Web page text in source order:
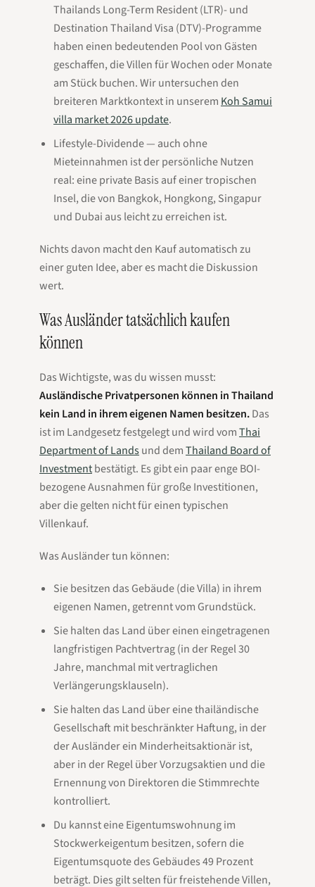
Thailands Long-Term Resident (LTR)- und
Destination Thailand Visa (DTV)-Programme
haben einen bedeutenden Pool von Gästen
geschaffen, die Villen für Wochen oder Monate
am Stück buchen. Wir untersuchen den
breiteren Marktkontext in unserem Koh Samui
villa market 2026 update.
Lifestyle-Dividende — auch ohne
Mieteinnahmen ist der persönliche Nutzen
real: eine private Basis auf einer tropischen
Insel, die von Bangkok, Hongkong, Singapur
und Dubai aus leicht zu erreichen ist.
Nichts davon macht den Kauf automatisch zu
einer guten Idee, aber es macht die Diskussion
wert.
Was Ausländer tatsächlich kaufen
können
Das Wichtigste, was du wissen musst:
Ausländische Privatpersonen können in Thailand
kein Land in ihrem eigenen Namen besitzen.Das
ist im Landgesetz festgelegt und wird vomThai
Department of Landsund demThailand Board of
Investmentbestätigt. Es gibt ein paar enge BOI-
bezogene Ausnahmen für große Investitionen,
aber die gelten nicht für einen typischen
Villenkauf.
Was Ausländer tun können:
Sie besitzen das Gebäude (die Villa) in ihrem
eigenen Namen, getrennt vom Grundstück.
Sie halten das Land über einen eingetragenen
langfristigen Pachtvertrag (in der Regel 30
Jahre, manchmal mit vertraglichen
Verlängerungsklauseln).
Sie halten das Land über eine thailändische
Gesellschaft mit beschränkter Haftung, in der
der Ausländer ein Minderheitsaktionär ist,
aber in der Regel über Vorzugsaktien und die
Ernennung von Direktoren die Stimmrechte
kontrolliert.
Du kannst eine Eigentumswohnung im
Stockwerkeigentum besitzen, sofern die
Eigentumsquote des Gebäudes 49 Prozent
beträgt. Dies gilt selten für freistehende Villen,